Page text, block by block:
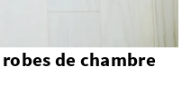
de chambre